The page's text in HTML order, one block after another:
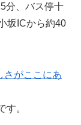
分、バス停十
坂ICから約40
さがここにあ
す。